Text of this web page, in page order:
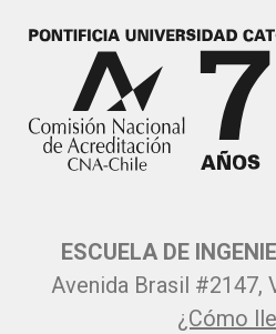
ESCUELA DE
Avenida Brasil #2147,
¿Cómo